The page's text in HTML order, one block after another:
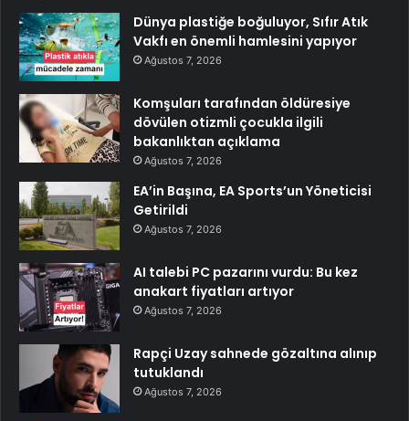
Dünya plastiğe boğuluyor, Sıfır Atık
Vakfı en önemli hamlesini yapıyor
Ağustos 7, 2026
Komşuları tarafından öldüresiye
dövülen otizmli çocukla ilgili
bakanlıktan açıklama
Ağustos 7, 2026
EA’in Başına, EA Sports’un Yöneticisi
Getirildi
Ağustos 7, 2026
AI talebi PC pazarını vurdu: Bu kez
anakart fiyatları artıyor
Ağustos 7, 2026
Rapçi Uzay sahnede gözaltına alınıp
tutuklandı
Ağustos 7, 2026